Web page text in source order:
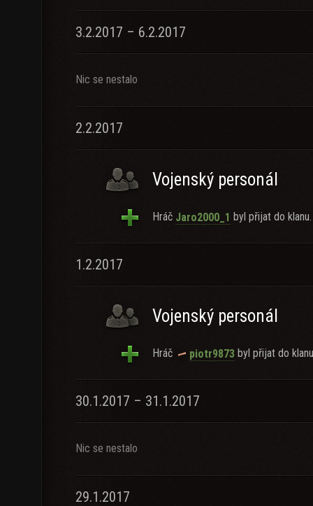
3.2.2017 – 6.2.2017
Nic se nestalo
2.2.2017
Vojenský personál
Hráč Jaro2000_1 byl přijat do klanu.
1.2.2017
Vojenský personál
Hráč piotr9873 byl přijat do
30.1.2017 – 31.1.2017
Nic se nestalo
29.1.2017